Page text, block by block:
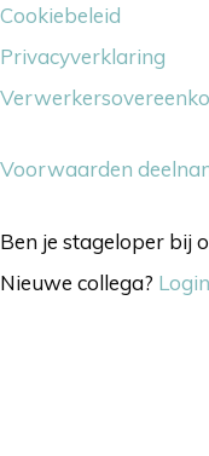
Cookiebeleid
Privacyverklaring
Voorwaarden
Ben je stageloper bij
Nieuwe collega? Login